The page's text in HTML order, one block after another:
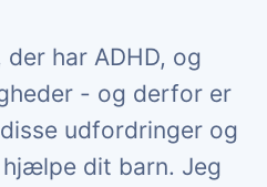
har ADHD, og
- og derfor er
udfordringer og
dit barn. Jeg